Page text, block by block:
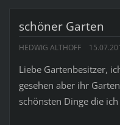
schöner Garten
HEDWIG ALTHOFF
Liebe Gartenbesitzer,
gesehen aber ihr
schönsten Dinge die